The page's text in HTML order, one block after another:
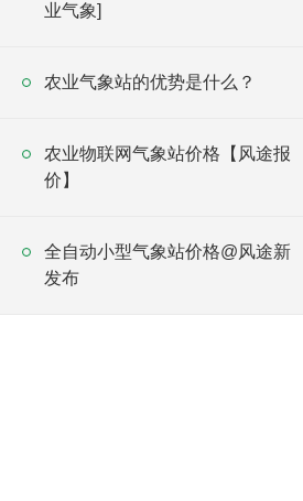
业气象]
农业气象站的优势是什么？
农业物联网气象站价格【风途报
价】
全自动小型气象站价格@风途新
发布